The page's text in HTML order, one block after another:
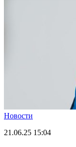
Новости
21.06.25 15:04